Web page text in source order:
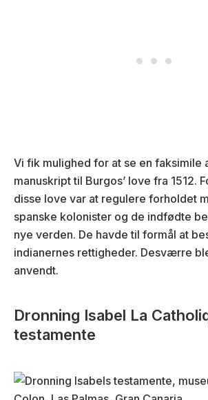
Vi fik mulighed for at se en faksimile
manuskript til Burgos’ love fra 1512.
disse love var at regulere forholdet
spanske kolonister og de indfødte
nye verden. De havde til formål at
indianernes rettigheder. Desværre
anvendt.
Dronning Isabel La
testamente